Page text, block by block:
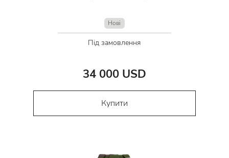
Нові
Під замовлення
34 000 USD
Купити